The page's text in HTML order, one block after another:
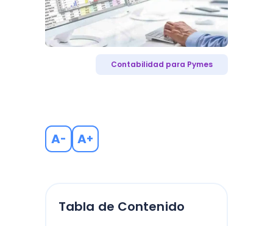
Contabilidad para Pymes
A- A+
Tabla de Contenido